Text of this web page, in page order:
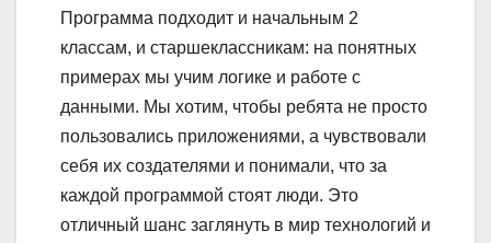
Программа подходит и начальным 2
классам, и старшеклассникам: на понятных
примерах мы учим логике и работе с
данными. Мы хотим, чтобы ребята не просто
пользовались приложениями, а чувствовали
себя их создателями и понимали, что за
каждой программой стоят люди. Это
отличный шанс заглянуть в мир технологий и